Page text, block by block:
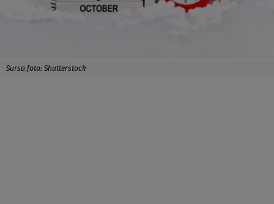
Sursa foto: Shutterstock